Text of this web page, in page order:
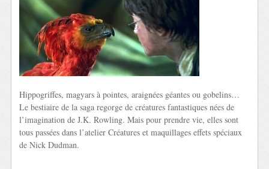
Hippogriffes, magyars à pointes, araignées géantes ou gobelins…
Le bestiaire de la saga regorge de créatures fantastiques nées de
l’imagination de J.K. Rowling. Mais pour prendre vie, elles sont
tous passées dans l’atelier Créatures et maquillages effets spéciaux
de Nick Dudman.